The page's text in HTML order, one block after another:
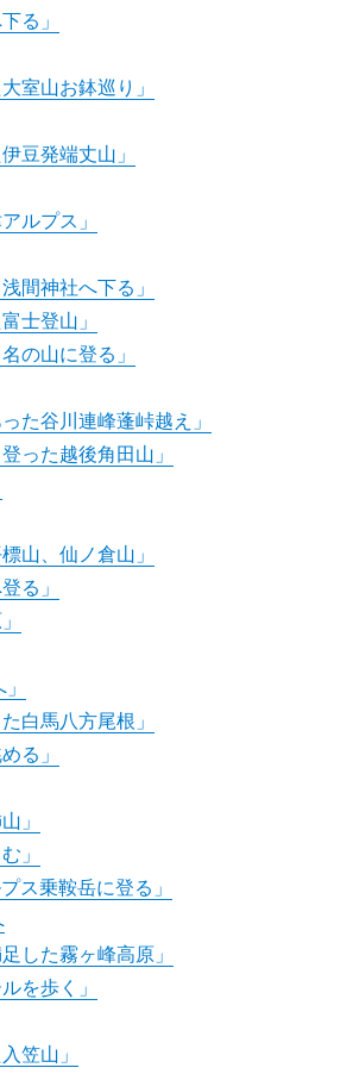
る」
室山お鉢巡り」
豆発端丈山」
ルプス」
間神社へ下る」
士登山」
の山に登る」
た谷川連峰蓬峠越え」
った越後角田山」
山、仙ノ倉山」
る」
白馬八方尾根」
る」
」
」
ス乗鞍岳に登る」
した霧ヶ峰高原」
を歩く」
笠山」